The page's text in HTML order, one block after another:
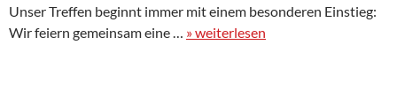
Unser Treffen beginnt immer mit einem besonderen Einstieg:
Wir feiern gemeinsam eine … » weiterlesen